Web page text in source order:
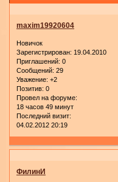
maxim19920604
Новичок
Зарегистрирован: 19.04.2010
Приглашений: 0
Сообщений: 29
Уважение: +2
Позитив: 0
Провел на форуме:
18 часов 49 минут
Последний визит:
04.02.2012 20:19
ФилинИ